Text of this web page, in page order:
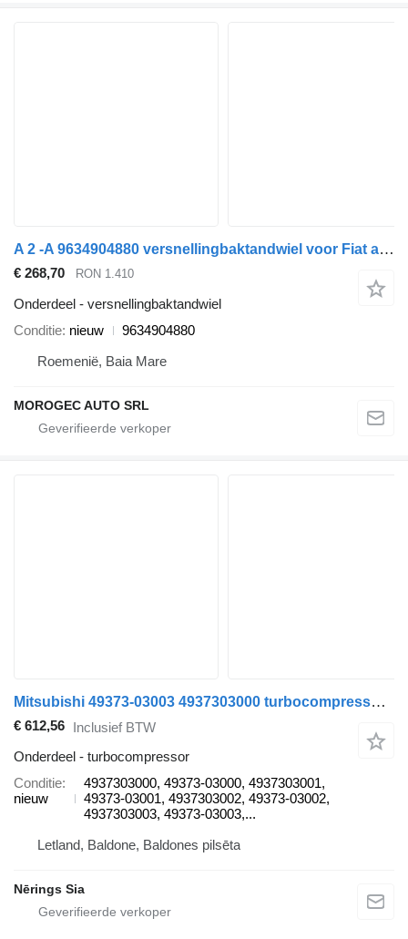
A 2 -A 9634904880 versnellingbaktandwiel voor Fiat auto
€ 268,70 RON 1.410
Onderdeel - versnellingbaktandwiel
Conditie nieuw
9634904880
Roemenië, Baia Mare
MOROGEC AUTO SRL
Mitsubishi 49373-03003 4937303000 turbocompressor voor Fiat PANDA auto
€ 612,56 Inclusief BTW
Onderdeel - turbocompressor
Conditie
nieuw
4937303000, 49373-03000, 4937303001,
49373-03001, 4937303002, 49373-03002,
4937303003, 49373-03003,...
Letland, Baldone, Baldones pilsēta
Nērings Sia